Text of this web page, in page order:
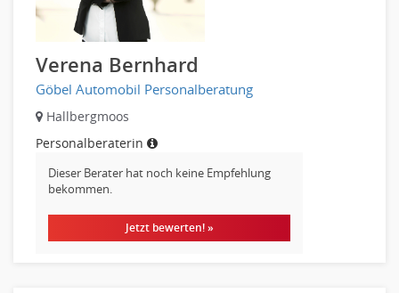
Controlling
Debitorenbuchhaltung
Finanzbuchhaltung, Bilanzbuchhaltung
Gehaltsbuchhaltung, Lohnbuchhaltung
Finanzen Leitung, Teamleitung
Finanzen Prozessmanagement
Verena Bernhard
Göbel Automobil Personalberatung
Hallbergmoos
Personalberaterin
Dieser Berater hat noch keine Empfehlung
bekommen.
Jetzt bewerten! »